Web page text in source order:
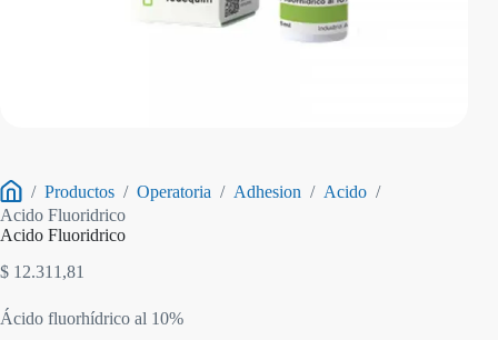
Inicio
/ Productos / Operatoria / Adhesion / Acido /
Acido Fluoridrico
Acido Fluoridrico
$ 12.311,81
Ácido fluorhídrico al 10%